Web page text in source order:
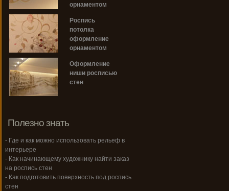
орнаментом
Роспись
потолка
оформление
орнаментом
Оформление
ниши росписью
стен
Полезно знать
- Где и как можно использовать рельеф в
интерьере
- Как начинающему художнику найти заказ
на роспись стен
- Как подготовить поверхность под роспись
стен